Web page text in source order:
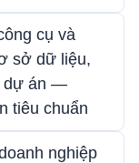
cụ và
sở dữ liệu,
dự án —
tiêu chuẩn
nghiệp